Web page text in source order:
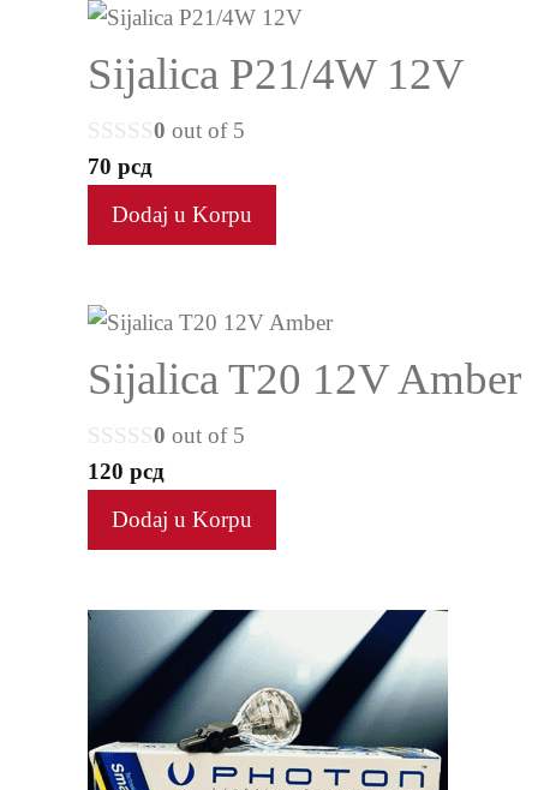
Sijalica P21/4W 12V
0 out of 5
70 рсд
Dodaj u Korpu
Sijalica T20 12V Amber
0 out of 5
120 рсд
Dodaj u Korpu